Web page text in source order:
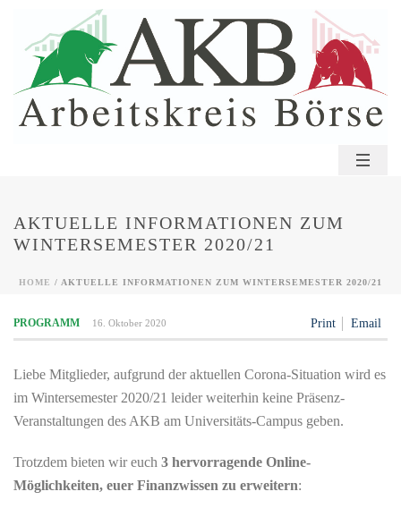
AKTUELLE INFORMATIONEN ZUM
WINTERSEMESTER 2020/21
HOME / AKTUELLE INFORMATIONEN ZUM WINTERSEMESTER 2020/21
Print Email
PROGRAMM 16. Oktober 2020
Liebe Mitglieder, aufgrund der aktuellen Corona-Situation wird es
im Wintersemester 2020/21 leider weiterhin keine Präsenz-
Veranstaltungen des AKB am Universitäts-Campus geben.
Trotzdem bieten wir euch 3 hervorragende Online-
Möglichkeiten, euer Finanzwissen zu erweitern: